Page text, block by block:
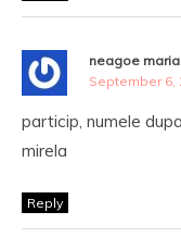
neagoe
September 6,
particip, numele
mirela
Reply